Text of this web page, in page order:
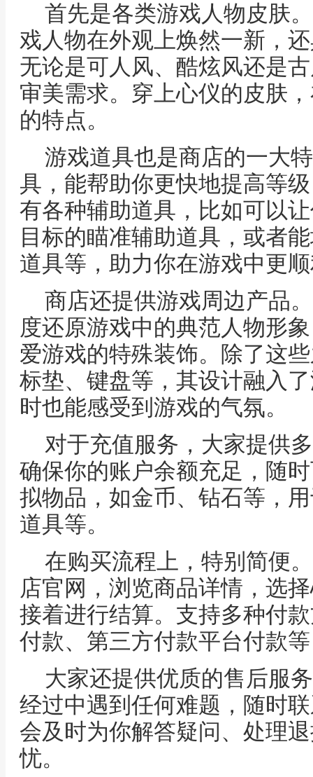
首先是各类游戏人物皮肤
戏人物在外观上焕然一新，
无论是可人风、酷炫风还是
审美需求。穿上心仪的皮肤
的特点。
游戏道具也是商店的一大
具，能帮助你更快地提高等
有各种辅助道具，比如可以
目标的瞄准辅助道具，或者
道具等，助力你在游戏中更
商店还提供游戏周边产品
度还原游戏中的典范人物形
爱游戏的特殊装饰。除了这
标垫、键盘等，其设计融入
时也能感受到游戏的气氛。
对于充值服务，大家提供
确保你的账户余额充足，随
拟物品，如金币、钻石等，
道具等。
在购买流程上，特别简便
店官网，浏览商品详情，选
接着进行结算。支持多种付
付款、第三方付款平台付款
大家还提供优质的售后服
经过中遇到任何难题，随时
会及时为你解答疑问、处理
忧。